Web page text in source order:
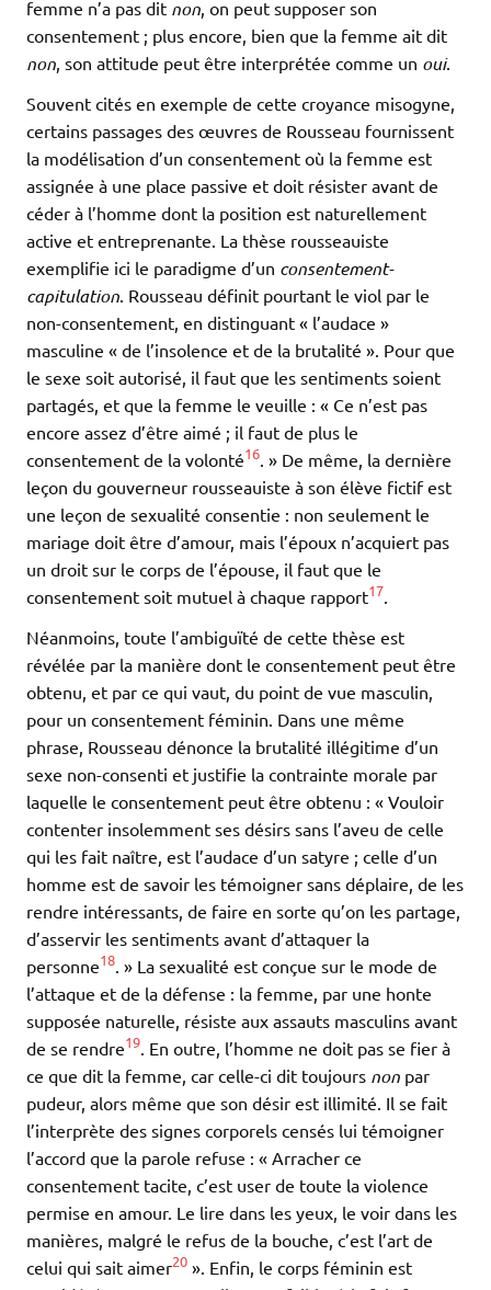
femme n’a pas dit non , on peut supposer son
consentement ; plus encore, bien que la femme ait dit
non , son attitude peut être interprétée comme un oui.
Souvent cités en exemple de cette croyance misogyne,
certains passages des œuvres de Rousseau fournissent
la modélisation d’un consentement où la femme est
assignée à une place passive et doit résister avant de
céder à l’homme dont la position est naturellement
active et entreprenante. La thèse rousseauiste
exemplifie ici le paradigme d’un consentement-
capitulation . Rousseau définit pourtant le viol par le
non-consentement, en distinguant « l’audace »
masculine « de l’insolence et de la brutalité ». Pour que
le sexe soit autorisé, il faut que les sentiments soient
partagés, et que la femme le veuille : « Ce n’est pas
encore assez d’être aimé ; il faut de plus le
consentement de la volonté16 . » De même, la dernière
leçon du gouverneur rousseauiste à son élève fictif est
une leçon de sexualité consentie : non seulement le
mariage doit être d’amour, mais l’époux n’acquiert pas
un droit sur le corps de l’épouse, il faut que le
consentement soit mutuel à chaque rapport17
Néanmoins, toute l’ambiguïté de cette thèse est
révélée par la manière dont le consentement peut être
obtenu, et par ce qui vaut, du point de vue masculin,
pour un consentement féminin. Dans une même
phrase, Rousseau dénonce la brutalité illégitime d’un
sexe non-consenti et justifie la contrainte morale par
laquelle le consentement peut être obtenu : « Vouloir
contenter insolemment ses désirs sans l’aveu de celle
qui les fait naître, est l’audace d’un satyre ; celle d’un
homme est de savoir les témoigner sans déplaire, de les
rendre intéressants, de faire en sorte qu’on les partage,
d’asservir les sentiments avant d’attaquer la
personne18 . » La sexualité est conçue sur le mode de
l’attaque et de la défense : la femme, par une honte
supposée naturelle, résiste aux assauts masculins avant
de se rendre19 . En outre, l’homme ne doit pas se fier à
ce que dit la femme, car celle-ci dit toujours non par
pudeur, alors même que son désir est illimité. Il se fait
l’interprète des signes corporels censés lui témoigner
l’accord que la parole refuse : « Arracher ce
consentement tacite, c’est user de toute la violence
permise en amour. Le lire dans les yeux, le voir dans les
manières, malgré le refus de la bouche, c’est l’art de
celui qui sait aimer20 ». Enfin, le corps féminin est